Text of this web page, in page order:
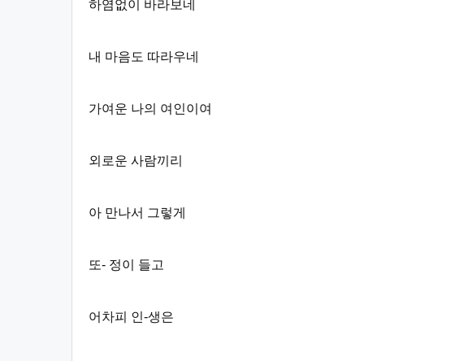
하염없이 바라보네
내 마음도 따라우네
가여운 나의 여인이여
외로운 사람끼리
아 만나서 그렇게
또- 정이 들고
어차피 인-생은